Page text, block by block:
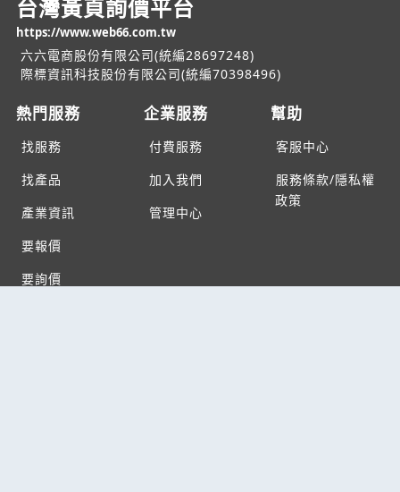
台灣黃頁詢價平台
https://www.web66.com.tw
六六電商股份有限公司(統編28697248)
際標資訊科技股份有限公司(統編70398496)
熱門服務
找服務
找產品
產業資訊
要報價
要詢價
企業服務
付費服務
加入我們
管理中心
幫助
客服中心
服務條款/隱私權
政策